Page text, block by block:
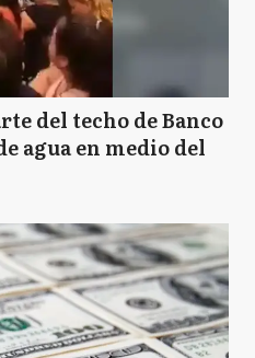
del techo de Banco
agua en medio del